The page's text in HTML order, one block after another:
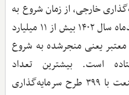
خارجی، از زمان شروع به
کار دولت سیزدهم تا ابتدای اسفندماه سال ۱۴۰۲ بیش از ۱۱ میلیارد
یعنی منجر‌شده به شروع
است. بیشترین تعداد
سرمایه‌گذاری خارجی در حوزه صنعت با ۳۹۹ طرح سرمایه‌گذاری